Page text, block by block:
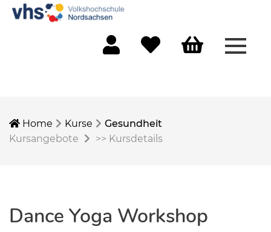
Home Kurse
Gesundheit
Kursangebote
>> Kursdetails
Dance Yoga Workshop